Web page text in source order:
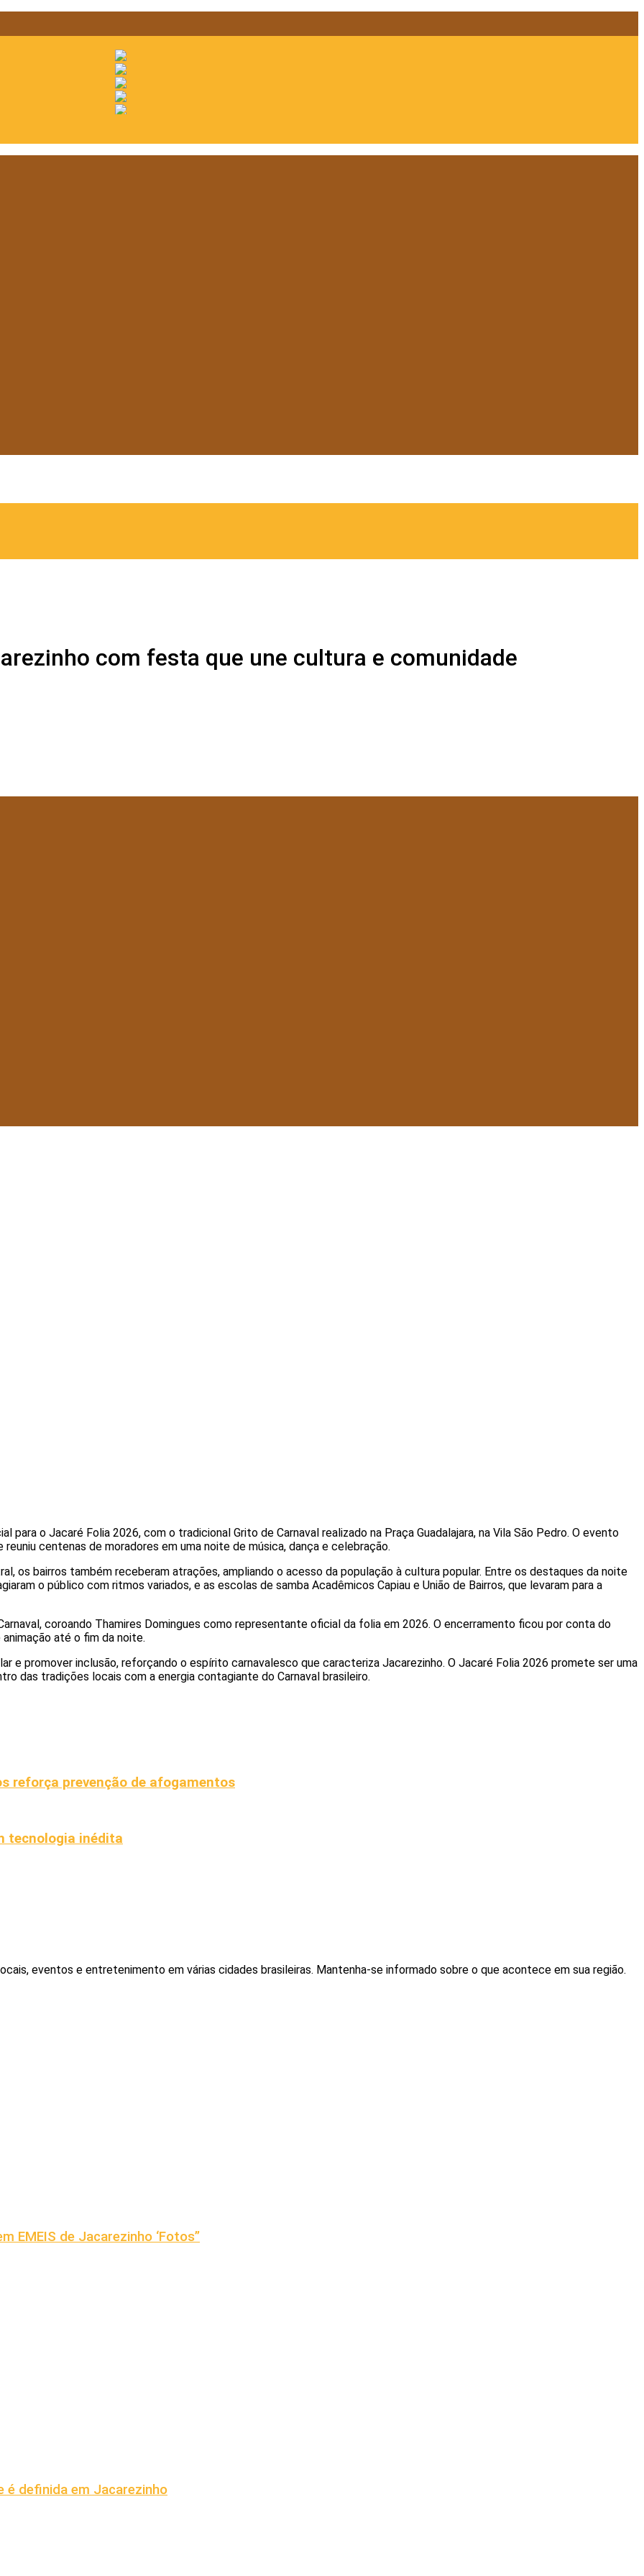
com festa que une cultura e comunidade
para o Jacaré Folia 2026, com o tradicional Grito de Carnaval realizado na Praça Guadalajara, na Vila São Pedro. O evento
centenas de moradores em uma noite de música, dança e celebração.
os bairros também receberam atrações, ampliando o acesso da população à cultura popular. Entre os destaques da noite
o público com ritmos variados, e as escolas de samba Acadêmicos Capiau e União de Bairros, que levaram para a
coroando Thamires Domingues como representante oficial da folia em 2026. O encerramento ficou por conta do
até o fim da noite.
e promover inclusão, reforçando o espírito carnavalesco que caracteriza Jacarezinho. O Jacaré Folia 2026 promete ser uma
das tradições locais com a energia contagiante do Carnaval brasileiro.
reforça prevenção de afogamentos
tecnologia inédita
eventos e entretenimento em várias cidades brasileiras. Mantenha-se informado sobre o que acontece em sua região.
EMEIS de Jacarezinho ‘Fotos”
é definida em Jacarezinho